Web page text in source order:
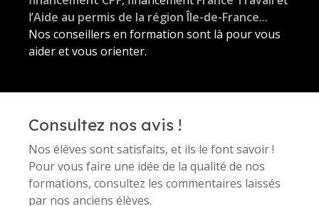
l’Aide au permis de la région Île-de-France…
Nos conseillers en formation sont là pour vous
aider et vous orienter.
Consultez nos avis !
Nos élèves sont satisfaits, et ils le font savoir !
Pour vous faire une idée de la qualité de nos
formations, consultez les commentaires laissés
par nos anciens élèves.